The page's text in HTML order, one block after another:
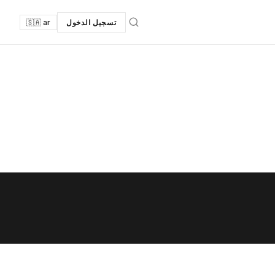
تسجيل الدخول 🇸🇦 ar